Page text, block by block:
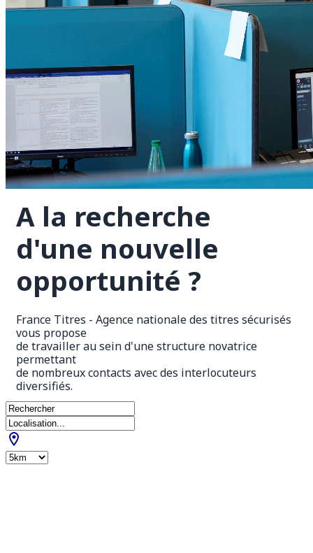
A la recherche
d'une nouvelle
opportunité ?
France Titres - Agence nationale des titres sécurisés
vous propose
de travailler au sein d'une structure novatrice
permettant
de nombreux contacts avec des interlocuteurs
diversifiés.